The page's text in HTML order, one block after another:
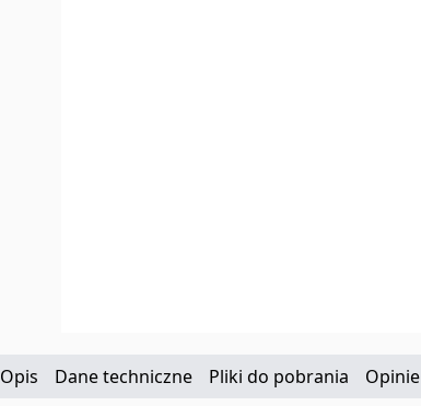
Opis Dane techniczne Pliki do pobrania Opinie